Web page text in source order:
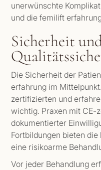
unerwünschte
und die femilift
Sicherheit
Die Sicherheit der
erfahrung im
zertifizierten und
wichtig. Praxen mit CE-
dokumentierter
Fortbildungen bieten
eine risikoarme
Vor jeder Behandlung